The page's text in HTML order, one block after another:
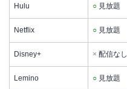
Hulu ○ 見放題
Netflix ○ 見放題
Disney+ × 配信なし
Lemino ○ 見放題